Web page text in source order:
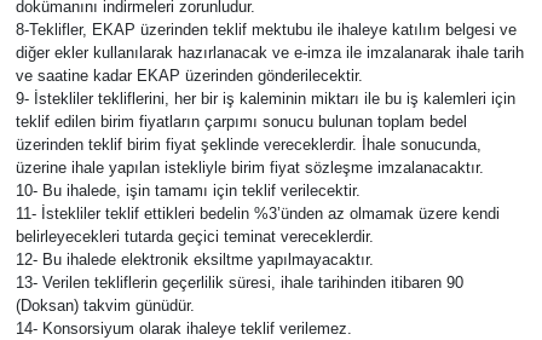
dokümanını indirmeleri zorunludur.
8-Teklifler, EKAP üzerinden teklif mektubu ile ihaleye katılım belgesi ve
diğer ekler kullanılarak hazırlanacak ve e-imza ile imzalanarak ihale tarih
ve saatine kadar EKAP üzerinden gönderilecektir.
9- İstekliler tekliflerini, her bir iş kaleminin miktarı ile bu iş kalemleri için
teklif edilen birim fiyatların çarpımı sonucu bulunan toplam bedel
üzerinden teklif birim fiyat şeklinde vereceklerdir. İhale sonucunda,
üzerine ihale yapılan istekliyle birim fiyat sözleşme imzalanacaktır.
10- Bu ihalede, işin tamamı için teklif verilecektir.
11- İstekliler teklif ettikleri bedelin %3’ünden az olmamak üzere kendi
belirleyecekleri tutarda geçici teminat vereceklerdir.
12- Bu ihalede elektronik eksiltme yapılmayacaktır.
13- Verilen tekliflerin geçerlilik süresi, ihale tarihinden itibaren 90
(Doksan) takvim günüdür.
14- Konsorsiyum olarak ihaleye teklif verilemez.